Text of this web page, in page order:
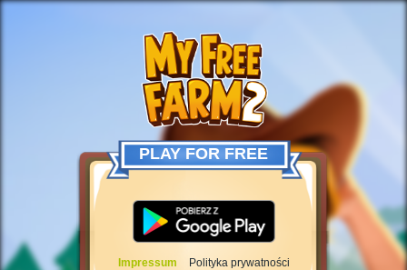
PLAY FOR FREE
Impressum
Polityka prywatności